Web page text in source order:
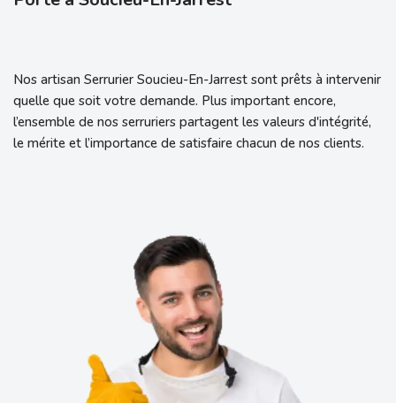
Nos artisan Serrurier Soucieu-En-Jarrest sont prêts à intervenir
quelle que soit votre demande. Plus important encore,
l’ensemble de nos serruriers partagent les valeurs d'intégrité,
le mérite et l’importance de satisfaire chacun de nos clients.